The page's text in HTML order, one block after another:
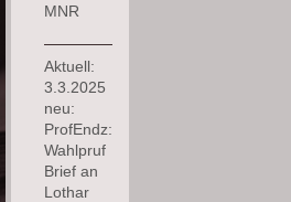
MNR
Aktuell:
3.3.2025
neu:
ProfEndz:
Wahlpruf
Brief an
Lothar